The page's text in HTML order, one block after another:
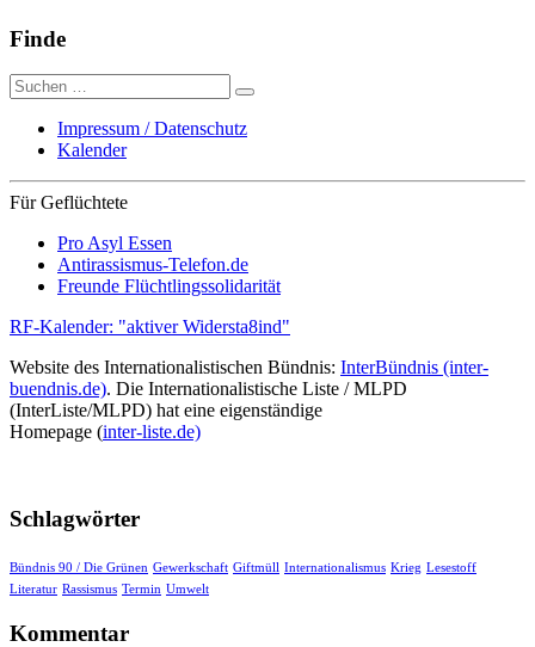
Finde
Suche
nach:
Impressum / Datenschutz
Kalender
Für Geflüchtete
Pro Asyl Essen
Antirassismus-Telefon.de
Freunde Flüchtlingssolidarität
RF-Kalender: "aktiver Widersta8ind"
Website des Internationalistischen Bündnis: InterBündnis (inter-
buendnis.de). Die Internationalistische Liste / MLPD
(InterListe/MLPD) hat eine eigenständige
Homepage (inter-liste.de)
Schlagwörter
Bündnis 90 / Die Grünen Gewerkschaft Giftmüll Internationalismus Krieg Lesestoff
Literatur Rassismus Termin Umwelt
Kommentar